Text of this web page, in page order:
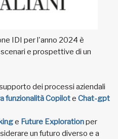
IDI per l'anno 2024 è
e prospettive di un
dei processi aziendali
funzionalità Copilote Chat-gpt
e Future Explorationper
un futuro diverso e a